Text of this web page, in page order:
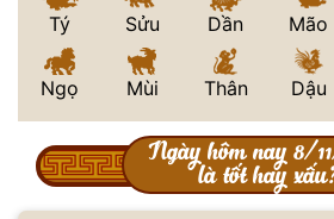
Tý Sửu Dần Mão
Ngọ Mùi Thân Dậu
Ngày hôm nay 8/
là tốt hay